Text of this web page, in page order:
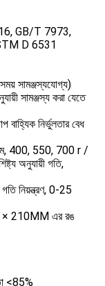
GB/T 7973,
D 6531
সামঞ্জস্যযোগ্য)
সামঞ্জস্য করা যেতে
বাহ্যিক নির্ভুলতার বেধ
400, 550, 700 r /
অনুযায়ী গতি,
নিয়ন্ত্রণ, 0-25
× 210MM এর রঙ
<85%